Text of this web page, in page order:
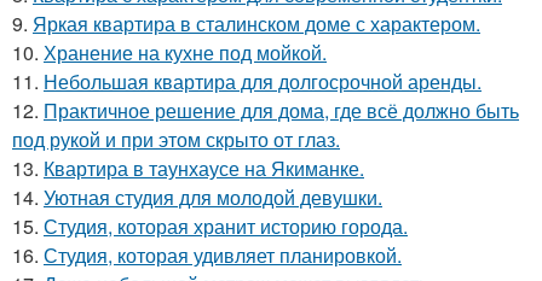
9. Яркая квартира в сталинском доме с характером.
10. Хранение на кухне под мойкой.
11. Небольшая квартира для долгосрочной аренды.
12. Практичное решение для дома, где всё должно быть
под рукой и при этом скрыто от глаз.
13. Квартира в таунхаусе на Якиманке.
14. Уютная студия для молодой девушки.
15. Студия, которая хранит историю города.
16. Студия, которая удивляет планировкой.